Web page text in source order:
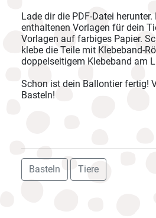
Lade dir die PDF-Datei
enthaltenen Vorlagen für dein
Vorlagen auf farbiges Papier.
klebe die Teile mit Klebeband-
doppelseitigem Klebeband am
Schon ist dein Ballontier fertig!
Basteln!
Basteln Tiere